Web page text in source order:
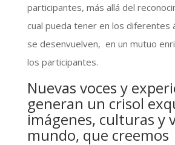
participantes, más allá del
cual pueda tener en los diferentes
se desenvuelven, en un mutuo
los participantes.
Nuevas voces y
generan un crisol
imágenes, culturas y
mundo, que creemos